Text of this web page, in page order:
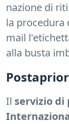
nazione di
la procedura
mail
alla busta
Il servizio